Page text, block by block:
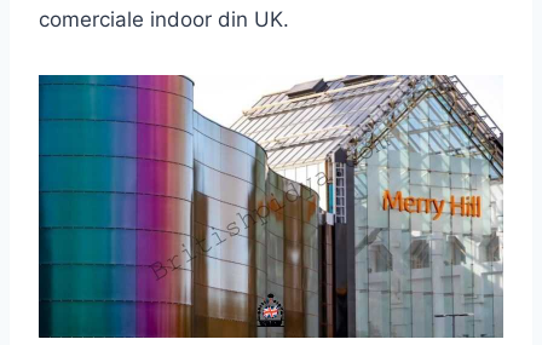
comerciale indoor din UK.